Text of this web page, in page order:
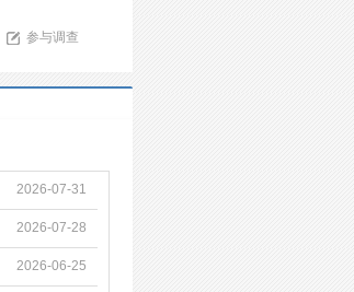
参与调查
2026-07-31
2026-07-28
2026-06-25